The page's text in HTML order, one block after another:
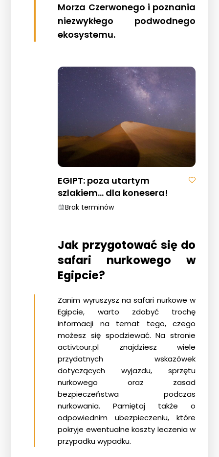
Morza Czerwonego i poznania
niezwykłego podwodnego
ekosystemu.
EGIPT: poza utartym
szlakiem… dla konesera!
Brak terminów
Jak przygotować się do
safari nurkowego w
Egipcie?
Zanim wyruszysz na safari nurkowe w
Egipcie, warto zdobyć trochę
informacji na temat tego, czego
możesz się spodziewać. Na stronie
activtour.pl znajdziesz wiele
przydatnych wskazówek
dotyczących wyjazdu, sprzętu
nurkowego oraz zasad
bezpieczeństwa podczas
nurkowania. Pamiętaj także o
odpowiednim ubezpieczeniu, które
pokryje ewentualne koszty leczenia w
przypadku wypadku.